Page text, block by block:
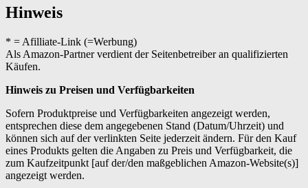
Hinweis
* = Afilliate-Link (=Werbung)
Als Amazon-Partner verdient der Seitenbetreiber an qualifizierten
Käufen.
Hinweis zu Preisen und Verfügbarkeiten
Sofern Produktpreise und Verfügbarkeiten angezeigt werden,
entsprechen diese dem angegebenen Stand (Datum/Uhrzeit) und
können sich auf der verlinkten Seite jederzeit ändern. Für den Kauf
eines Produkts gelten die Angaben zu Preis und Verfügbarkeit, die
zum Kaufzeitpunkt [auf der/den maßgeblichen Amazon-Website(s)]
angezeigt werden.